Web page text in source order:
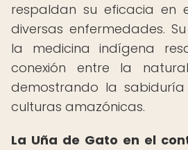
respaldan su eficacia en
diversas enfermedades.
la medicina indígena
conexión entre la
demostrando la
culturas amazónicas.
La Uña de Gato en el